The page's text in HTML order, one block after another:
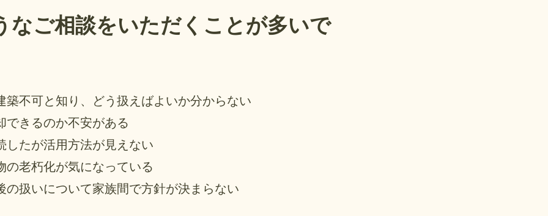
なご相談をいただくことが多いで
築不可と知り、どう扱えばよいか分からない
できるのか不安がある
したが活用方法が見えない
の老朽化が気になっている
の扱いについて家族間で方針が決まらない